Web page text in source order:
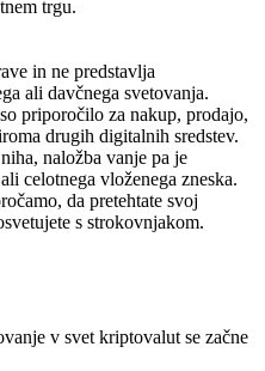
trgu.
in ne predstavlja
ali davčnega svetovanja.
priporočilo za nakup, prodajo,
drugih digitalnih sredstev.
naložba vanje pa je
celotnega vloženega zneska.
da pretehtate svoj
s strokovnjakom.
v svet kriptovalut se začne